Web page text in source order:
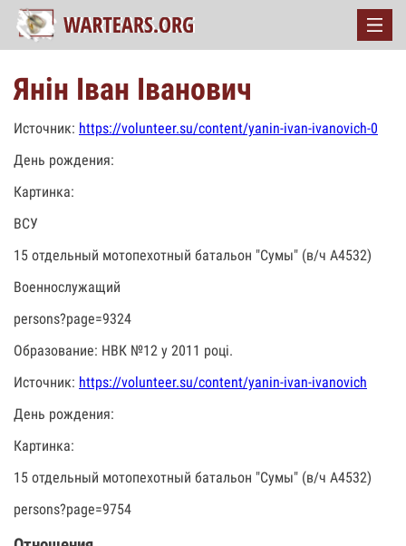
Янін Іван Іванович
Источник: https://volunteer.su/content/yanin-ivan-ivanovich-0
День рождения:
Картинка:
ВСУ
15 отдельный мотопехотный батальон "Сумы" (в/ч А4532)
Военнослужащий
persons?page=9324
Образование: НВК №12 у 2011 році.
Источник: https://volunteer.su/content/yanin-ivan-ivanovich
День рождения:
Картинка:
15 отдельный мотопехотный батальон "Сумы" (в/ч А4532)
persons?page=9754